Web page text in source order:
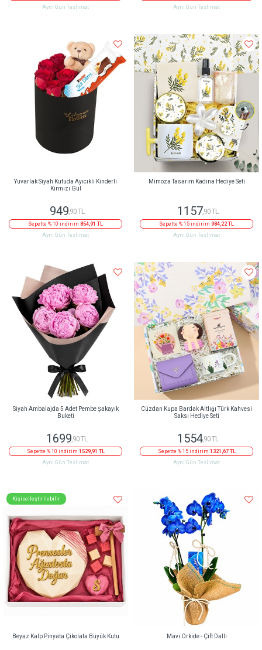
Aynı Gün Teslimat
Aynı Gün Teslimat
Yuvarlak Siyah Kutuda Ayıcıklı Kinderli
Kırmızı Gül
949,90 TL
Sepette % 10 indirim 854,91 TL
Aynı Gün Teslimat
Mimoza Tasarım Kadına Hediye Seti
1157,90 TL
Sepette % 15 indirim 984,22 TL
Aynı Gün Teslimat
Siyah Ambalajda 5 Adet Pembe Şakayık
Buketi
1699,90 TL
Sepette % 10 indirim 1529,91 TL
Aynı Gün Teslimat
Cüzdan Kupa Bardak Altlığı Türk Kahvesi
Saksı Hediye Seti
1554,90 TL
Sepette % 15 indirim 1321,67 TL
Aynı Gün Teslimat
Kişiselleştirilebilir
Beyaz Kalp Pinyata Çikolata Büyük Kutu Mavi Orkide - Çift Dallı